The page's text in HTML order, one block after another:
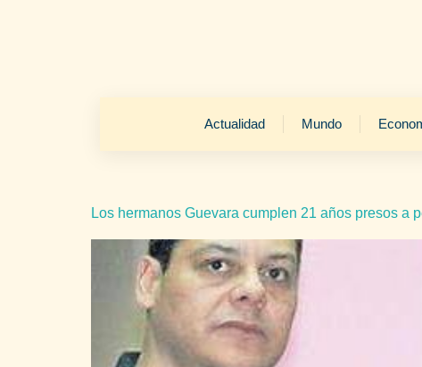
Actualidad Mundo
Los hermanos Guevara cumplen 21 años presos a